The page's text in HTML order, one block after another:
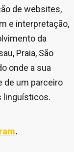
de websites,
e interpretação,
da
Praia, São
onde a sua
de um parceiro
linguísticos.
.